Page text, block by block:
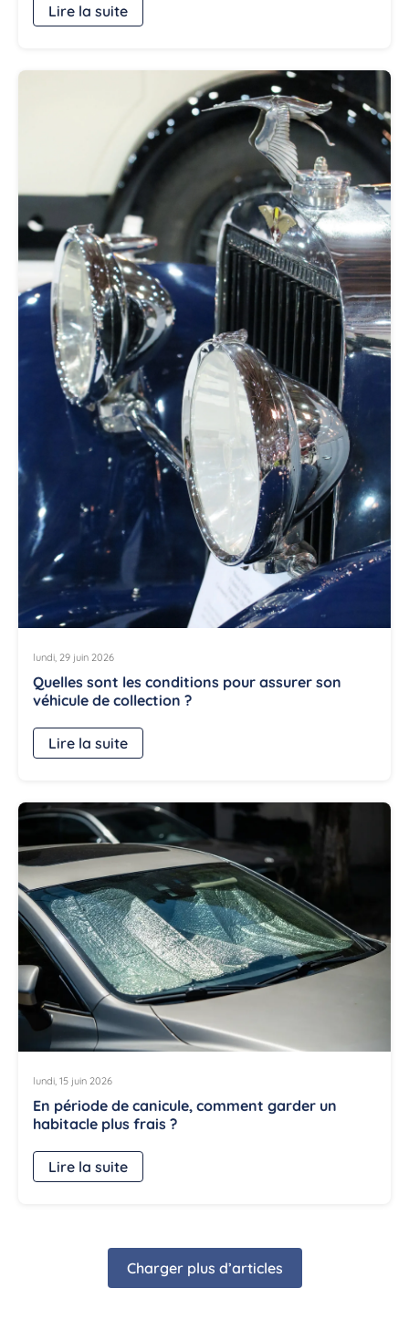
Lire la suite
lundi, 29 juin 2026
Quelles sont les conditions pour assurer son
véhicule de collection ?
Lire la suite
lundi, 15 juin 2026
En période de canicule, comment garder un
habitacle plus frais ?
Lire la suite
Charger plus d’articles